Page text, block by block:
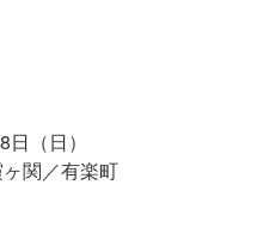
（日）
関／有楽町